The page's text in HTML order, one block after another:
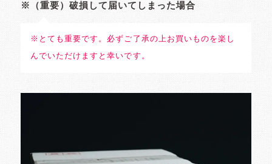
※（重要）破損して届いてしまった場合
※とても重要です。必ずご了承の上お買いものを楽し
んでいただけますと幸いです。